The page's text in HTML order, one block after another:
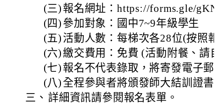
(三) 報名網址：https://forms.gle/
(四) 參加對象：國中7~9年級學生
(五) 活動人數：每梯次各28位(按照
(六) 繳交費用：免費 (活動附餐、請
(七) 報名不代表錄取，將寄發電子郵
(八) 全程參與者將頒發師大結訓證書
三、 詳細資訊請參閱報名表單。